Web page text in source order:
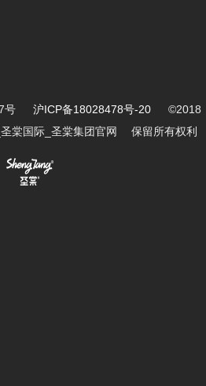
号 沪ICP备18028478号-20
©2018
圣棠国际_圣棠集团官网 保留所有权利